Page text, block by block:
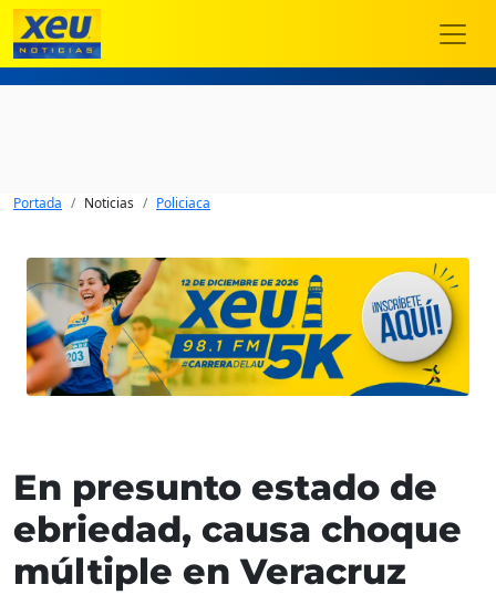
Portada Noticias Policiaca
En presunto estado de
ebriedad, causa choque
múltiple en Veracruz